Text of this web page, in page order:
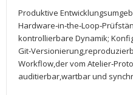
Produktive
kontrollierbare Dynamik;
Workflow,der vom
auditierbar,wartbar ⁤und